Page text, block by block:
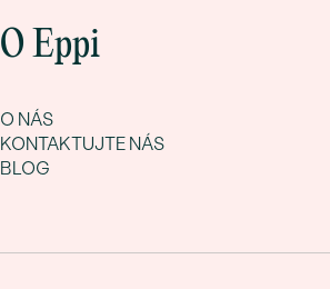
O Eppi
O NÁS
KONTAKTUJTE NÁS
BLOG